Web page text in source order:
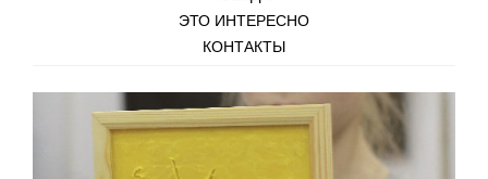
ЭТО ИНТЕРЕСНО
КОНТАКТЫ